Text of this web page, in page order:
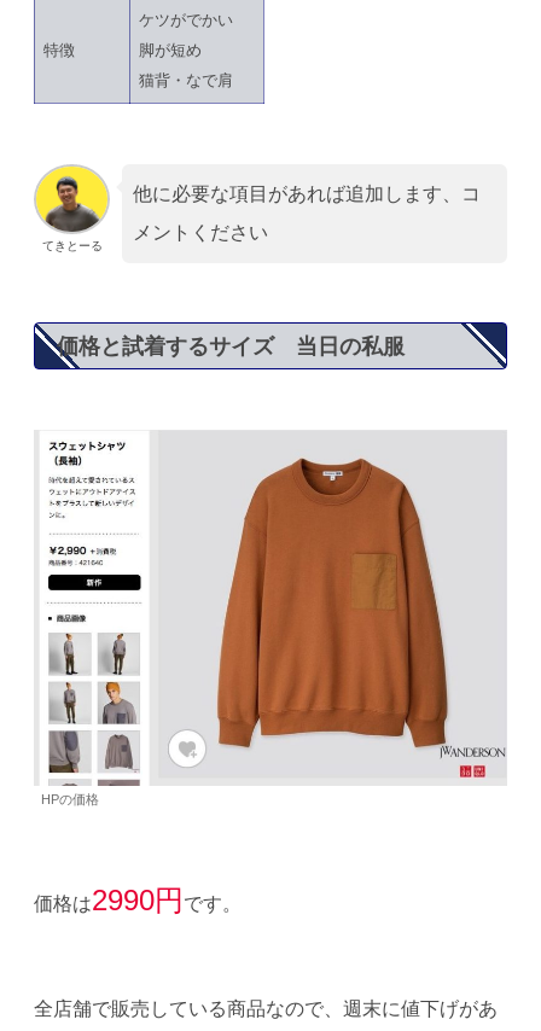
特徴
ケツがでかい
脚が短め
猫背・なで肩
てきとーる
他に必要な項目があれば追加します、コ
メントください
価格と試着するサイズ 当日の私服
HPの価格
価格は2990円 です。
全店舗で販売している商品なので、週末に値下げがあ